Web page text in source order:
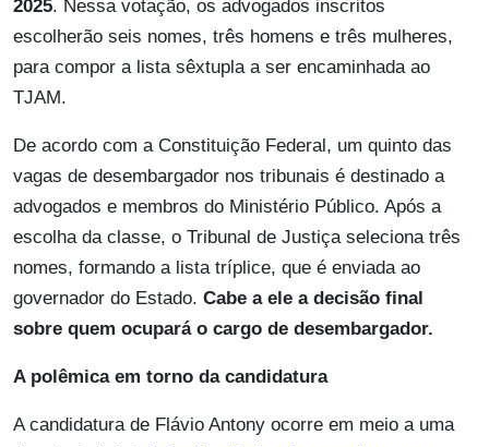
2025. Nessa votação, os advogados inscritos
escolherão seis nomes, três homens e três mulheres,
para compor a lista sêxtupla a ser encaminhada ao
TJAM.
De acordo com a Constituição Federal, um quinto das
vagas de desembargador nos tribunais é destinado a
advogados e membros do Ministério Público. Após a
escolha da classe, o Tribunal de Justiça seleciona três
nomes, formando a lista tríplice, que é enviada ao
governador do Estado. Cabe a ele a decisão final
sobre quem ocupará o cargo de desembargador.
A polêmica em torno da candidatura
A candidatura de Flávio Antony ocorre em meio a uma